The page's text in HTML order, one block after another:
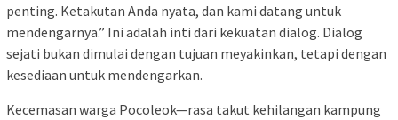
penting. Ketakutan Anda nyata, dan kami datang untuk
mendengarnya.” Ini adalah inti dari kekuatan dialog. Dialog
sejati bukan dimulai dengan tujuan meyakinkan, tetapi dengan
kesediaan untuk mendengarkan.
Kecemasan warga Pocoleok—rasa takut kehilangan kampung